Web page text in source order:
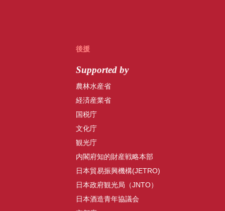
後援
Supported by
農林水産省
経済産業省
国税庁
文化庁
観光庁
内閣府知的財産戦略本部
日本貿易振興機構(JETRO)
日本政府観光局（JNTO）
日本酒造青年協議会